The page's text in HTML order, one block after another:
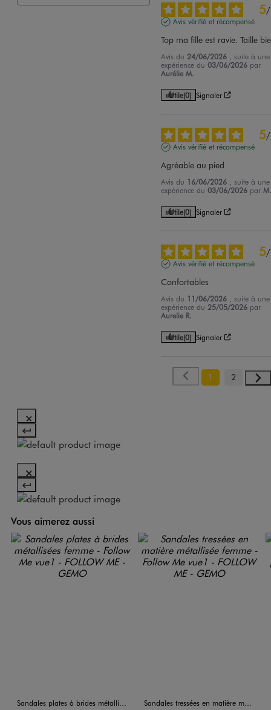
5/
Avis vérifié et récompensé
Top ma fille est ravie. Taille
Avis du 24/06/2026
, suite à une
expérience du03/06/2026 par
Aurélie M.
Utile(0) Signaler
5/
Avis vérifié et récompensé
Agréable au pied
Avis du 16/06/2026
, suite à une
expérience du03/06/2026 par
Utile(0) Signaler
5/
Avis vérifié et récompensé
Confortables
Avis du 11/06/2026
, suite à une
expérience du 25/05/2026 par
Aurelie R.
Utile(0) Signaler
1 2
Vous aimerez aussi
Sandales plates à brides métallisées femme - Follow Me Sandales tressées en matière métallisée femme - Follow Me